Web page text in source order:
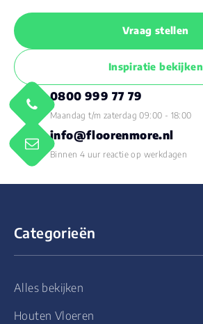
Vraag stellen
Inspiratie bekijken
0800 999 77 79
Maandag t/m zaterdag 09:00 - 18:00
info@floorenmore.nl
Binnen 4 uur reactie op werkdagen
Categorieën
Alles bekijken
Houten Vloeren